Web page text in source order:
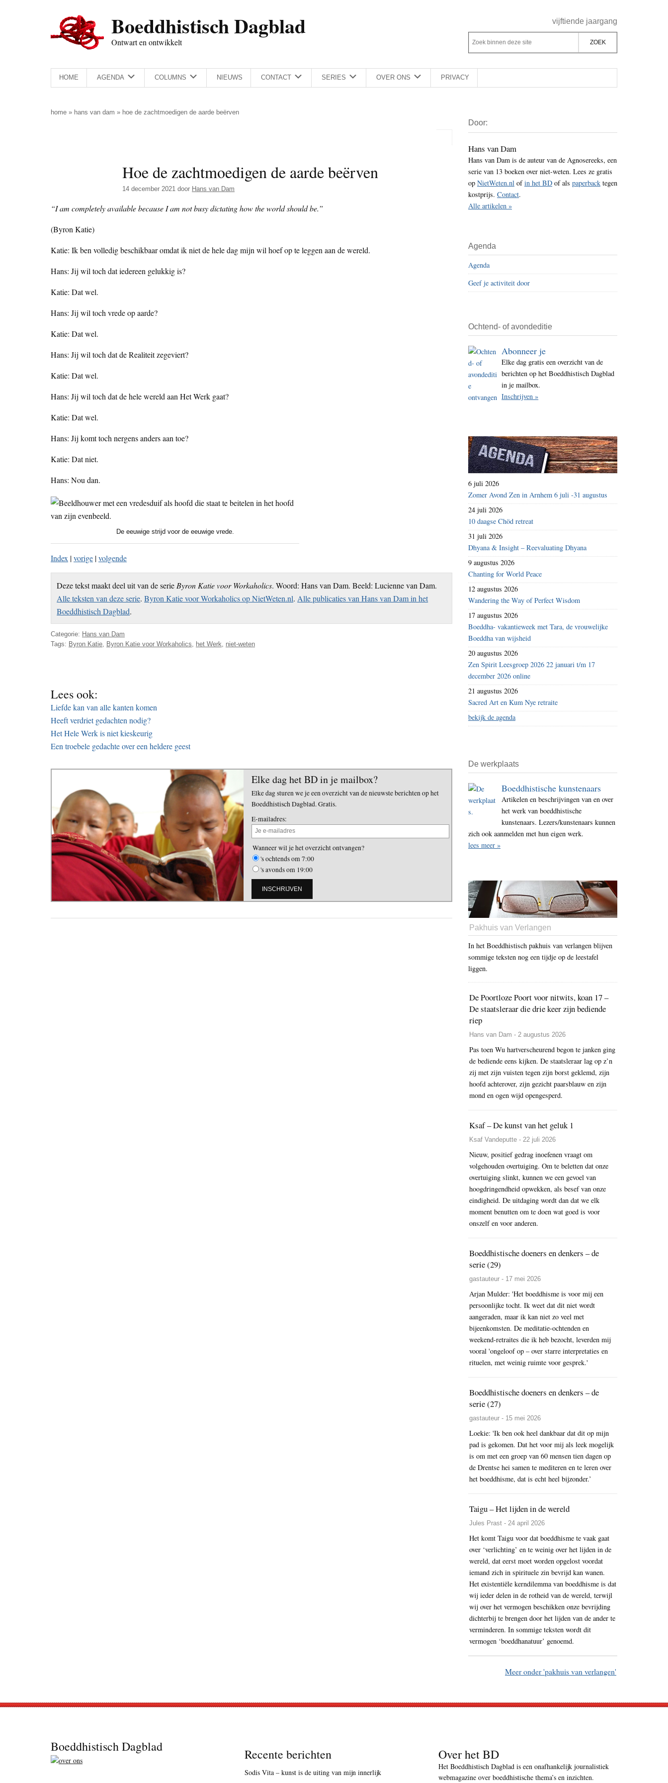
Boeddhistisch Dagblad
Ontwart en ontwikkelt
Rechts
vijftiende jaargang
Z
o
e
k
d
e
z
e
s
i
t
Z
o
k
b
n
n
e
z
e
t
e
HOME AGENDA COLUMNS NIEUWS CONTACT SERIES OVER ONS PRIVACY
home » hans van dam » hoe de zachtmoedigen de aarde beërven
Hoe de zachtmoedigen de aarde beërven
14 december 2021 door Hans van Dam
“I am completely available because I am not busy dictating how the world should be.”
(Byron Katie)
Katie: Ik ben volledig beschikbaar omdat ik niet de hele dag mijn wil hoef op te leggen aan de wereld.
Hans: Jij wil toch dat iedereen gelukkig is?
Katie: Dat wel.
Hans: Jij wil toch vrede op aarde?
Katie: Dat wel.
Hans: Jij wil toch dat de Realiteit zegeviert?
Katie: Dat wel.
Hans: Jij wil toch dat de hele wereld aan Het Werk gaat?
Katie: Dat wel.
Hans: Jij komt toch nergens anders aan toe?
Katie: Dat niet.
Hans: Nou dan.
De eeuwige strijd voor de eeuwige vrede.
Index |vorige |volgende
Deze tekst maakt deel uit van de serie Byron Katie voor Workaholics. Woord: Hans van Dam. Beeld: Lucienne van Dam.
Alle teksten van deze serie.Byron Katie voor Workaholics op NietWeten.nl. Alle publicaties van Hans van Dam in het
Boeddhistisch Dagblad.
Categorie: Hans van Dam
Tags: Byron Katie Byron Katie voor Workaholics het Werk niet-weten
Lees ook:
Liefde kan van alle kanten komen
Heeft verdriet gedachten nodig?
Het Hele Werk is niet kieskeurig
Een troebele gedachte over een heldere geest
Elke dag het BD in je mailbox?
Elke dag sturen we je een overzicht van de nieuwste berichten op het
Boeddhistisch Dagblad. Gratis.
E-mailadres:
Wanneer wil je het overzicht ontvangen?
's ochtends om 7:00
's avonds om 19:00
Sidebar
Door:
Hans van Dam
Hans van Dam is de auteur van de Agnosereeks, een
serie van 13 boeken over niet-weten. Lees ze gratis
op NietWeten.nl ofin het BD of als paperback tegen
kostprijs. Contact.
Alle artikelen »
Agenda
Agenda
Geef je activiteit door
Ochtend- of avondeditie
Abonneer je
Elke dag gratis een overzicht van de
berichten op het Boeddhistisch Dagblad
in je mailbox.
Inschrijven »
6 juli 2026
Zomer Avond Zen in Arnhem 6 juli -31 augustus
24 juli 2026
10 daagse Chöd retreat
31 juli 2026
Dhyana & Insight – Reevaluating Dhyana
9 augustus 2026
Chanting for World Peace
12 augustus 2026
Wandering the Way of Perfect Wisdom
17 augustus 2026
Boeddha- vakantieweek met Tara, de vrouwelijke
Boeddha van wijsheid
20 augustus 2026
Zen Spirit Leesgroep 2026 22 januari t/m 17
december 2026 online
21 augustus 2026
Sacred Art en Kum Nye retraite
bekijk de agenda
De werkplaats
Boeddhistische kunstenaars
Artikelen en beschrijvingen van en over
het werk van boeddhistische
kunstenaars. Lezers/kunstenaars kunnen
zich ook aanmelden met hun eigen werk.
lees meer »
Pakhuis van Verlangen
In het Boeddhistisch pakhuis van verlangen blijven
sommige teksten nog een tijdje op de leestafel
liggen.
De Poortloze Poort voor nitwits, koan 17 –
De staatsleraar die drie keer zijn bediende
riep
Hans van Dam - 2 augustus 2026
Pas toen Wu hartverscheurend begon te janken ging
de bediende eens kijken. De staatsleraar lag op z’n
zij met zijn vuisten tegen zijn borst geklemd, zijn
hoofd achterover, zijn gezicht paarsblauw en zijn
mond en ogen wijd opengesperd.
Ksaf – De kunst van het geluk 1
Ksaf Vandeputte - 22 juli 2026
Nieuw, positief gedrag inoefenen vraagt om
volgehouden overtuiging. Om te beletten dat onze
overtuiging slinkt, kunnen we een gevoel van
hoogdringendheid opwekken, als besef van onze
eindigheid. De uitdaging wordt dan dat we elk
moment benutten om te doen wat goed is voor
onszelf en voor anderen.
Boeddhistische doeners en denkers – de
serie (29)
gastauteur - 17 mei 2026
Arjan Mulder: 'Het boeddhisme is voor mij een
persoonlijke tocht. Ik weet dat dit niet wordt
aangeraden, maar ik kan niet zo veel met
bijeenkomsten. De meditatie-ochtenden en
weekend-retraites die ik heb bezocht, leverden mij
vooral 'ongeloof op – over starre interpretaties en
rituelen, met weinig ruimte voor gesprek.'
Boeddhistische doeners en denkers – de
serie (27)
gastauteur - 15 mei 2026
Loekie: 'Ik ben ook heel dankbaar dat dit op mijn
pad is gekomen. Dat het voor mij als leek mogelijk
is om met een groep van 60 mensen tien dagen op
de Drentse hei samen te mediteren en te leren over
het boeddhisme, dat is echt heel bijzonder.’
Taigu – Het lijden in de wereld
Jules Prast - 24 april 2026
Het komt Taigu voor dat boeddhisme te vaak gaat
over ‘verlichting’ en te weinig over het lijden in de
wereld, dat eerst moet worden opgelost voordat
iemand zich in spirituele zin bevrijd kan wanen.
Het existentiële kerndilemma van boeddhisme is dat
wij ieder delen in de rotheid van de wereld, terwijl
wij over het vermogen beschikken onze bevrijding
dichterbij te brengen door het lijden van de ander te
verminderen. In sommige teksten wordt dit
vermogen ‘boeddhanatuur’ genoemd.
Meer onder 'pakhuis van verlangen'
Boeddhistisch Dagblad Recente berichten
Sodis Vita – kunst is de uiting van mijn innerlijk
Over het BD
Het Boeddhistisch Dagblad is een onafhankelijk journalistiek
webmagazine over boeddhistische thema’s en inzichten.